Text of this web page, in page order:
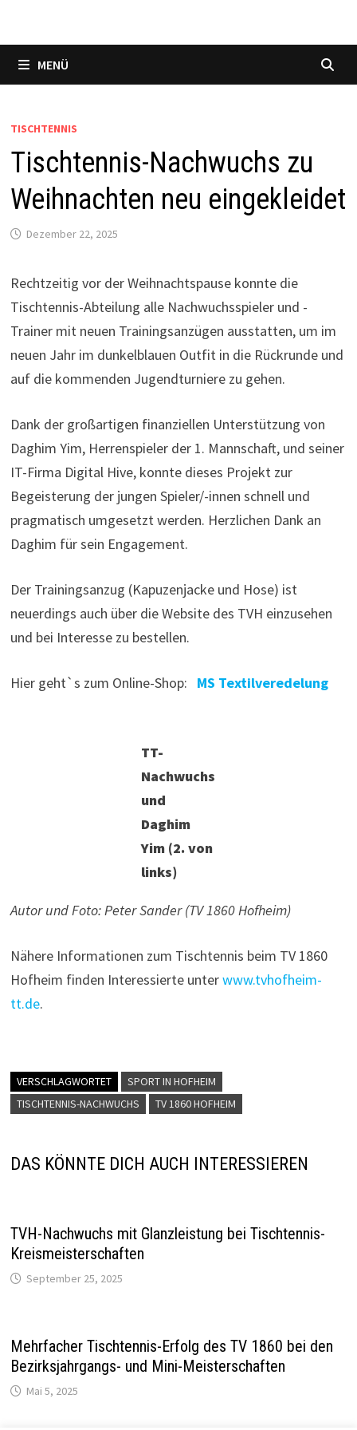
MENÜ
TISCHTENNIS
Tischtennis-Nachwuchs zu
Weihnachten neu eingekleidet
Dezember 22, 2025
Rechtzeitig vor der Weihnachtspause konnte die
Tischtennis-Abteilung alle Nachwuchs­spieler und -
Trainer mit neuen Trainingsanzügen ausstatten, um im
neuen Jahr im dunkelblauen Outfit in die Rückrunde und
auf die kommenden Jugendturniere zu gehen.
Dank der großartigen finanziellen Unterstützung von
Daghim Yim, Herrenspieler der 1. Mannschaft, und seiner
IT-Firma Digital Hive, konnte dieses Projekt zur
Begeisterung der jungen Spieler/-innen schnell und
pragmatisch umgesetzt werden. Herzlichen Dank an
Daghim für sein Engagement.
Der Trainingsanzug (Kapuzenjacke und Hose) ist
neuerdings auch über die Website des TVH einzusehen
und bei Interesse zu bestellen.
Hier geht`s zum Online-Shop: MS Textilveredelung
TT-
Nachwuchs
und
Daghim
Yim (2. von
links)
Autor und Foto: Peter Sander (TV 1860 Hofheim)
Nähere Informationen zum Tischtennis beim TV 1860
Hofheim finden Interessierte unterwww.tvhofheim-
tt.de.
VERSCHLAGWORTET
SPORT IN HOFHEIM
TISCHTENNIS-NACHWUCHS
TV 1860 HOFHEIM
DAS KÖNNTE DICH AUCH INTERESSIEREN
TVH-Nachwuchs mit Glanzleistung bei Tischtennis-
Kreismeisterschaften
September 25, 2025
Mehrfacher Tischtennis-Erfolg des TV 1860 bei den
Bezirksjahrgangs- und Mini-Meisterschaften
Mai 5, 2025